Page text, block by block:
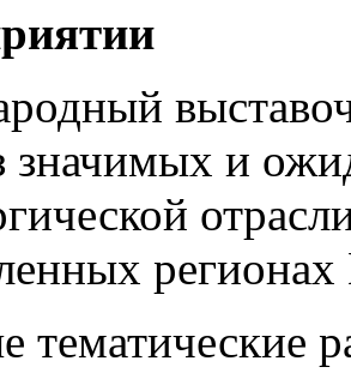
значимых и
регионах
тематические